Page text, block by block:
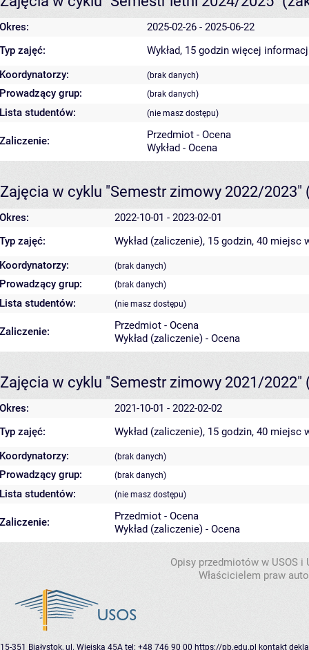
Okres:
2025-02-26 - 2025-06-22
Typ zajęć:
Wykład, 15 godzin więcej
Koordynatorzy:
(brak danych)
Prowadzący grup: (brak danych)
Lista studentów: (nie masz dostępu)
Zaliczenie:
Przedmiot - Ocena
Wykład - Ocena
Zajęcia w cyklu "Semestr zimowy 2022/2023"
Okres:
2022-10-01 - 2023-02-01
Typ zajęć:
Wykład (zaliczenie), 15 godzin, 40 miejsc
Koordynatorzy:
(brak danych)
Prowadzący grup: (brak danych)
Lista studentów: (nie masz dostępu)
Zaliczenie:
Przedmiot - Ocena
Wykład (zaliczenie) - Ocena
Zajęcia w cyklu "Semestr zimowy 2021/2022"
Okres:
2021-10-01 - 2022-02-02
Typ zajęć:
Wykład (zaliczenie), 15 godzin, 40 miejsc
Koordynatorzy:
(brak danych)
Prowadzący grup: (brak danych)
Lista studentów: (nie masz dostępu)
Zaliczenie:
Przedmiot - Ocena
Wykład (zaliczenie) - Ocena
Opisy przedmiotów w USOS
Właścicielem praw
15-351 Białystok, ul. Wiejska 45A tel: +48 746 90 00 https://pb.edu.pl kontakt